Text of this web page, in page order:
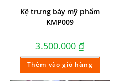
Kệ trưng bày mỹ phẩm
KMP009
3.500.000 ₫
Thêm vào giỏ hàng